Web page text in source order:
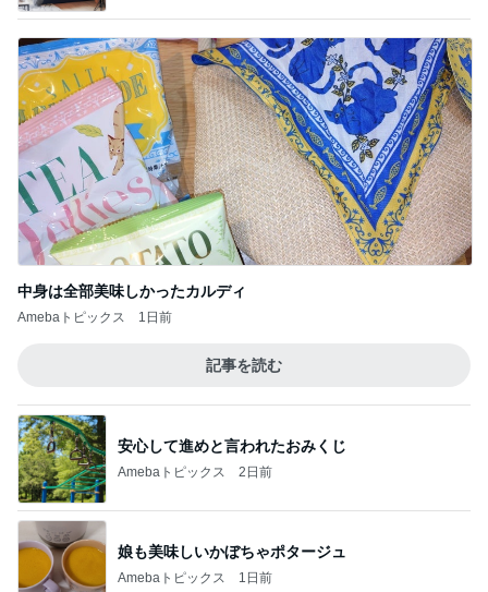
中身は全部美味しかったカルディ
Amebaトピックス 1日前
記事を読む
安心して進めと言われたおみくじ
Amebaトピックス 2日前
娘も美味しいかぼちゃポタージュ
Amebaトピックス 1日前